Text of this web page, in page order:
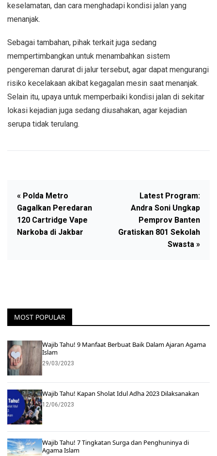
keselamatan, dan cara menghadapi kondisi jalan yang
menanjak.
Sebagai tambahan, pihak terkait juga sedang
mempertimbangkan untuk menambahkan sistem
pengereman darurat di jalur tersebut, agar dapat mengurangi
risiko kecelakaan akibat kegagalan mesin saat menanjak.
Selain itu, upaya untuk memperbaiki kondisi jalan di sekitar
lokasi kejadian juga sedang diusahakan, agar kejadian
serupa tidak terulang.
« Polda Metro
Gagalkan Peredaran
120 Cartridge Vape
Narkoba di Jakbar
Latest Program:
Andra Soni Ungkap
Pemprov Banten
Gratiskan 801 Sekolah
Swasta »
MOST POPULAR
Wajib Tahu! 9 Manfaat Berbuat Baik Dalam Ajaran Agama
Islam
29/03/2023
Wajib Tahu! Kapan Sholat Idul Adha 2023 Dilaksanakan
12/06/2023
Wajib Tahu! 7 Tingkatan Surga dan Penghuninya di
Agama Islam